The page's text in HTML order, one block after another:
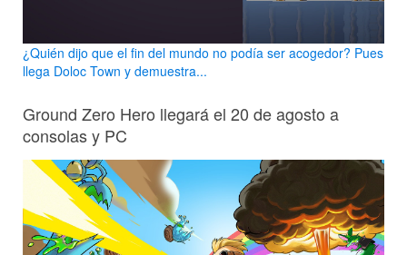
¿Quién dijo que el fin del mundo no podía ser acogedor? Pues
llega Doloc Town y demuestra...
Ground Zero Hero llegará el 20 de agosto a
consolas y PC